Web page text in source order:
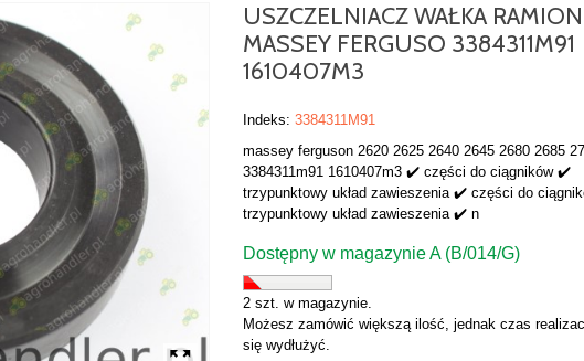
USZCZELNIACZ WAŁKA RAMION
MASSEY FERGUSO 3384311M91
1610407M3
Indeks: 3384311M91
massey ferguson 2620 2625 2640 2645 2680 2685
3384311m91 1610407m3 ✔️ części do ciągników ✔️
trzypunktowy układ zawieszenia ✔️ części do
trzypunktowy układ zawieszenia ✔️ n
Dostępny w magazynie A (B/014/G)
2 szt. w magazynie.
Możesz zamówić większą ilość, jednak czas
się wydłużyć.